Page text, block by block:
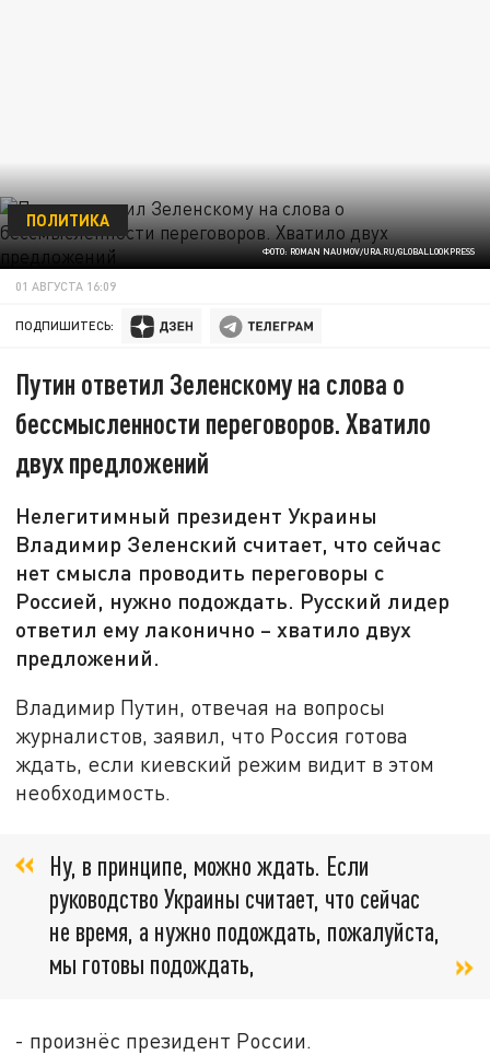
ФОТО: ROMAN NAUMOV/URA.RU/GLOBALLOOKPRESS
ПОЛИТИКА
01 АВГУСТА 16:09
ПОДПИШИТЕСЬ:
Путин ответил Зеленскому на слова о
бессмысленности переговоров. Хватило
двух предложений
Нелегитимный президент Украины
Владимир Зеленский считает, что сейчас
нет смысла проводить переговоры с
Россией, нужно подождать. Русский лидер
ответил ему лаконично – хватило двух
предложений.
Владимир Путин, отвечая на вопросы
журналистов, заявил, что Россия готова
ждать, если киевский режим видит в этом
необходимость.
Ну, в принципе, можно ждать. Если
руководство Украины считает, что сейчас
не время, а нужно подождать, пожалуйста,
мы готовы подождать,
- произнёс президент России.